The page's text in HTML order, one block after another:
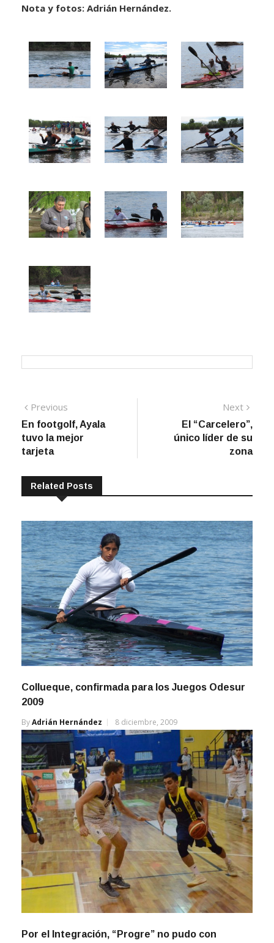
Nota y fotos: Adrián Hernández.
Navegación
de
entradas
Previous
post:
En footgolf, Ayala
tuvo la mejor
tarjeta
Next
post:
El “Carcelero”,
único líder de su
zona
Related Posts
Collueque, confirmada para los Juegos Odesur
2009
ByAdrián Hernández 8 diciembre, 2009
Por el Integración, “Progre” no pudo con